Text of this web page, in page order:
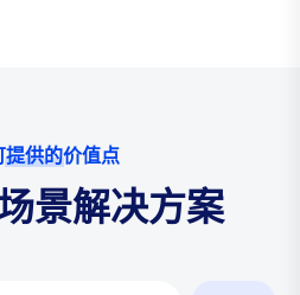
提供的价值点
景解决方案